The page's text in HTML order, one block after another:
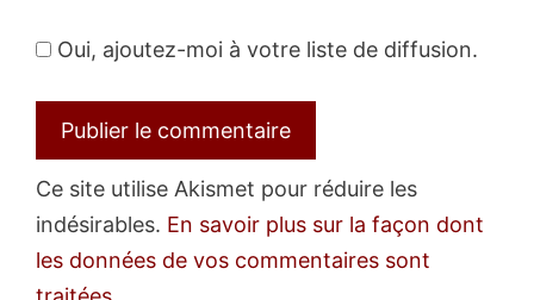
Oui, ajoutez-moi à votre liste de diffusion.
Ce site utilise Akismet pour réduire les
indésirables. En savoir plus sur la façon dont
les données de vos commentaires sont